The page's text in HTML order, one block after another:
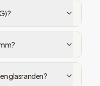
glasranden?